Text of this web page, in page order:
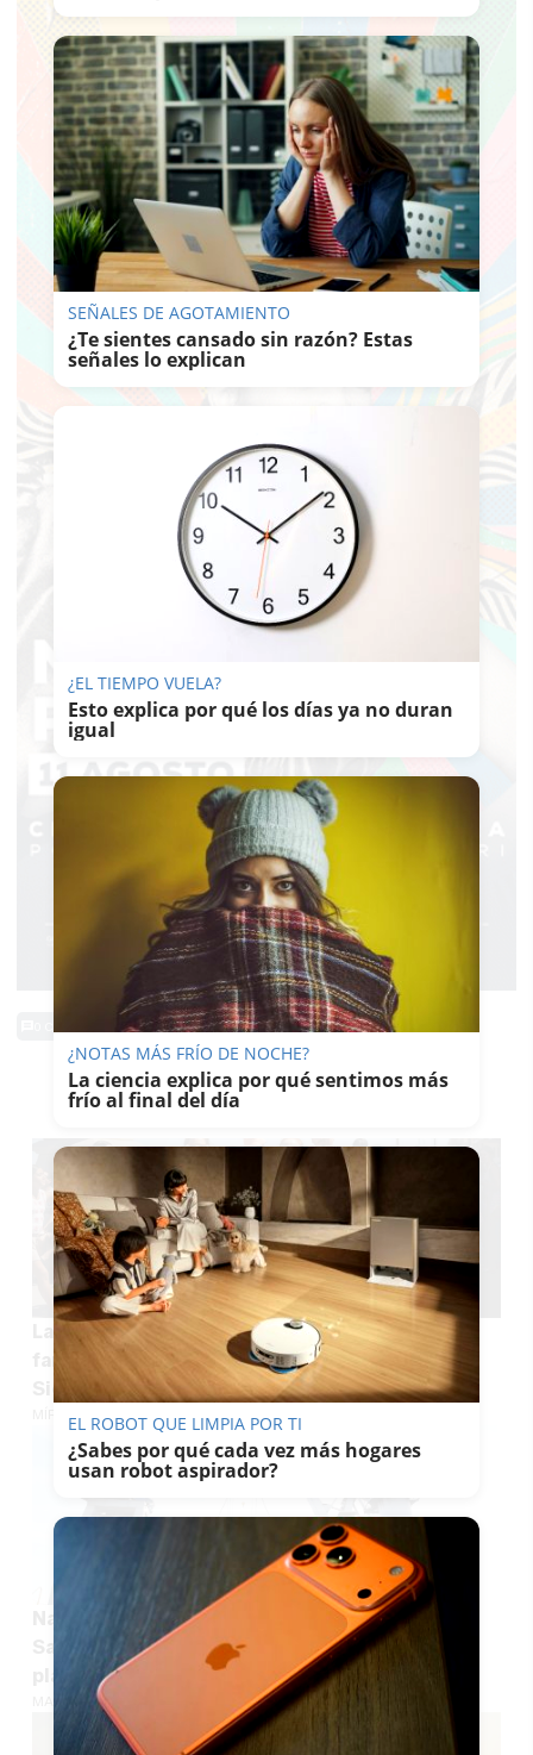
TE PUEDE INTERESAR
La "pequeña Sevilla" de la costa gaditana:
familias, décadas de veraneo y una 'calle
Sierpes' junto al mar
MÍRIAM BOCANEGRA
Navantia amplía plantilla en la Bahía de Cádiz:
San Fernando concentra la mayoría de las 46
plazas ofertadas
MARÍA CRISOL
SEÑALES DE AGOTAMIENTO
¿Te sientes cansado sin razón? Estas
señales lo explican
¿EL TIEMPO VUELA?
Esto explica por qué los días ya no duran
igual
¿NOTAS MÁS FRÍO DE NOCHE?
La ciencia explica por qué sentimos más
frío al final del día
EL ROBOT QUE LIMPIA POR TI
¿Sabes por qué cada vez más hogares
usan robot aspirador?